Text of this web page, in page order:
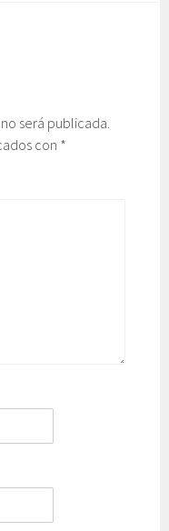
será publicada.
con *